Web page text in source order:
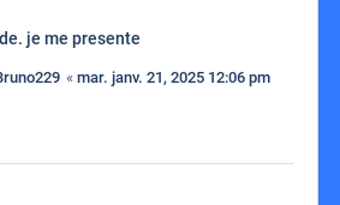
je me presente
« mar. janv. 21, 2025 12:06 pm